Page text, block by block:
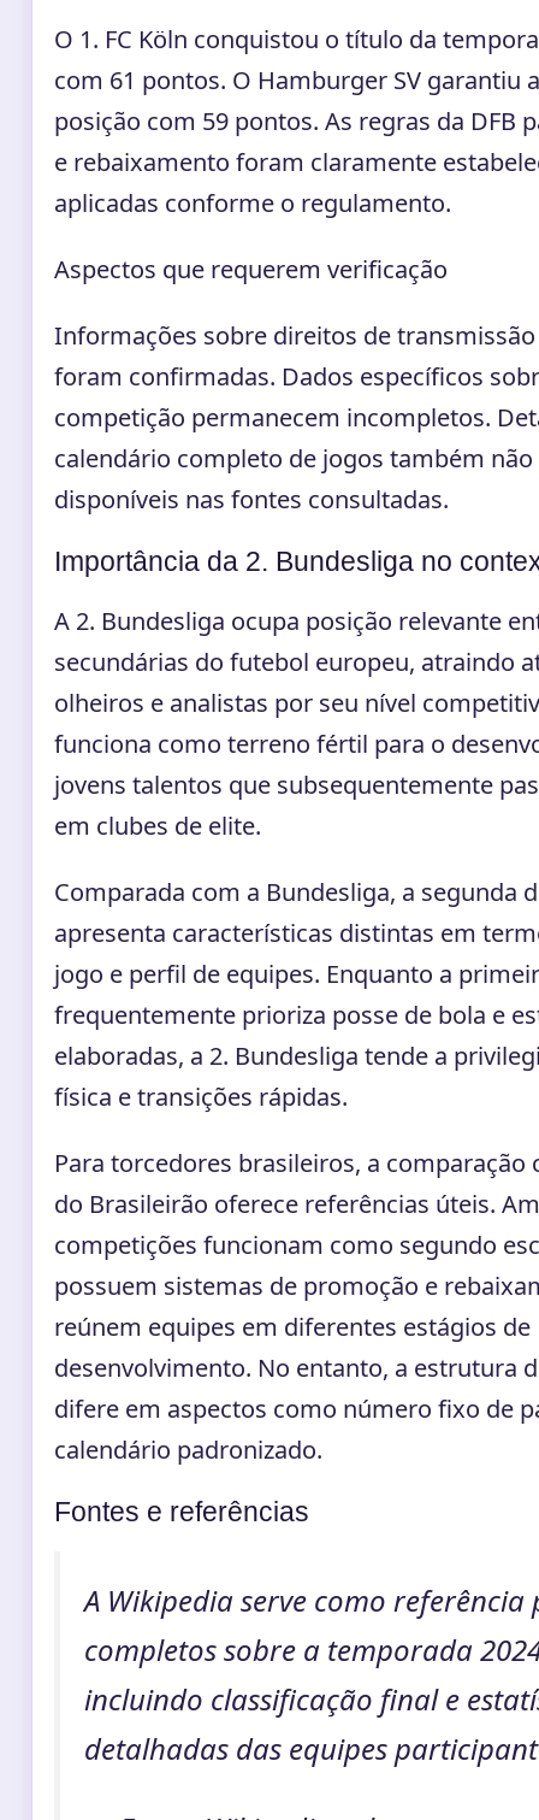
O 1. FC Köln conquistou o título da
com 61 pontos. O Hamburger SV garantiu
posição com 59 pontos. As regras da DFB
e rebaixamento foram claramente
aplicadas conforme o regulamento.
Aspectos que requerem verificação
Informações sobre direitos de
foram confirmadas. Dados específicos
competição permanecem incompletos.
calendário completo de jogos também
disponíveis nas fontes consultadas.
Importância da 2. Bundesliga no
A 2. Bundesliga ocupa posição relevante
secundárias do futebol europeu, atraindo
olheiros e analistas por seu nível
funciona como terreno fértil para o
jovens talentos que subsequentemente
em clubes de elite.
Comparada com a Bundesliga, a segunda
apresenta características distintas em
jogo e perfil de equipes. Enquanto a
frequentemente prioriza posse de bola e
elaboradas, a 2. Bundesliga tende a
física e transições rápidas.
Para torcedores brasileiros, a comparação
do Brasileirão oferece referências úteis.
competições funcionam como segundo
possuem sistemas de promoção e
reúnem equipes em diferentes estágios de
desenvolvimento. No entanto, a estrutura
difere em aspectos como número fixo de
calendário padronizado.
Fontes e referências
A Wikipedia serve como
completos sobre a temporada
incluindo classificação final e
detalhadas das equipes